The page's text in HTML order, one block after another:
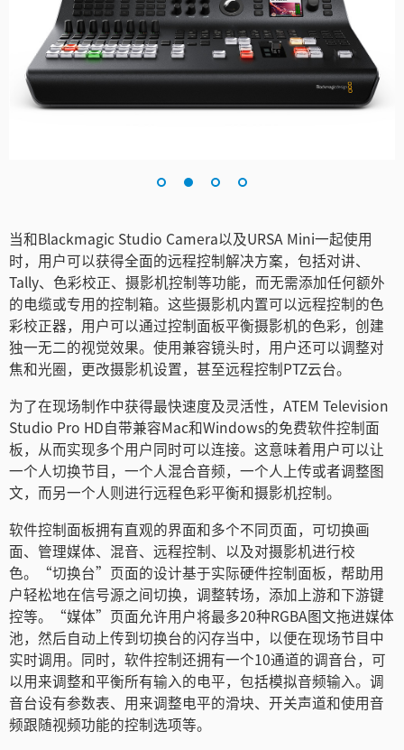
当和Blackmagic Studio Camera以及URSA Mini一起使用
时，用户可以获得全面的远程控制解决方案，包括对讲、
Tally、色彩校正、摄影机控制等功能，而无需添加任何额外
的电缆或专用的控制箱。这些摄影机内置可以远程控制的色
彩校正器，用户可以通过控制面板平衡摄影机的色彩，创建
独一无二的视觉效果。使用兼容镜头时，用户还可以调整对
焦和光圈，更改摄影机设置，甚至远程控制PTZ云台。
为了在现场制作中获得最快速度及灵活性，ATEM Television
Studio Pro HD自带兼容Mac和Windows的免费软件控制面
板，从而实现多个用户同时可以连接。这意味着用户可以让
一个人切换节目，一个人混合音频，一个人上传或者调整图
文，而另一个人则进行远程色彩平衡和摄影机控制。
软件控制面板拥有直观的界面和多个不同页面，可切换画
面、管理媒体、混音、远程控制、以及对摄影机进行校
色。“切换台”页面的设计基于实际硬件控制面板，帮助用
户轻松地在信号源之间切换，调整转场，添加上游和下游键
控等。“媒体”页面允许用户将最多20种RGBA图文拖进媒体
池，然后自动上传到切换台的闪存当中，以便在现场节目中
实时调用。同时，软件控制还拥有一个10通道的调音台，可
以用来调整和平衡所有输入的电平，包括模拟音频输入。调
音台设有参数表、用来调整电平的滑块、开关声道和使用音
频跟随视频功能的控制选项等。